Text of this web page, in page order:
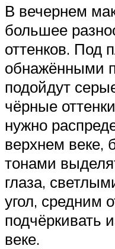
В вечернем
большее
оттенков. Под
обнажёнными
подойдут
чёрные
нужно
верхнем веке,
тонами
глаза,
угол, средним
подчёркивать
веке.